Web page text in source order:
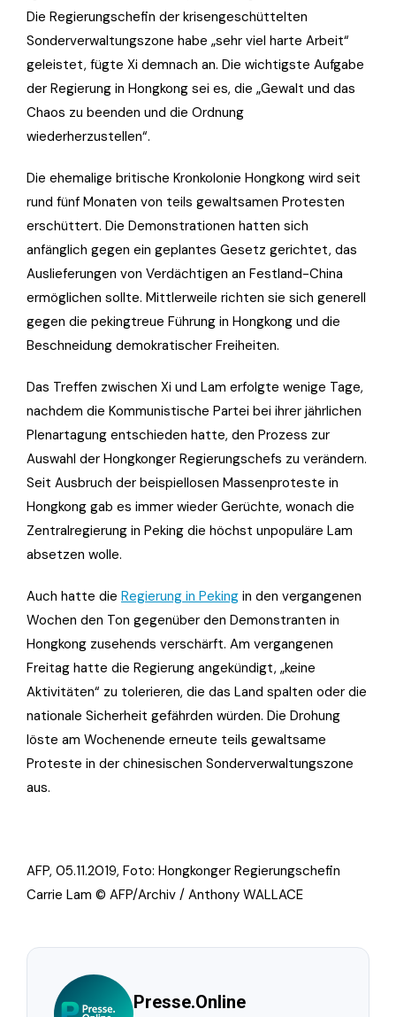
Die Regierungschefin der krisengeschüttelten
Sonderverwaltungszone habe „sehr viel harte Arbeit“
geleistet, fügte Xi demnach an. Die wichtigste Aufgabe
der Regierung in Hongkong sei es, die „Gewalt und das
Chaos zu beenden und die Ordnung
wiederherzustellen“.
Die ehemalige britische Kronkolonie Hongkong wird seit
rund fünf Monaten von teils gewaltsamen Protesten
erschüttert. Die Demonstrationen hatten sich
anfänglich gegen ein geplantes Gesetz gerichtet, das
Auslieferungen von Verdächtigen an Festland-China
ermöglichen sollte. Mittlerweile richten sie sich generell
gegen die pekingtreue Führung in Hongkong und die
Beschneidung demokratischer Freiheiten.
Das Treffen zwischen Xi und Lam erfolgte wenige Tage,
nachdem die Kommunistische Partei bei ihrer jährlichen
Plenartagung entschieden hatte, den Prozess zur
Auswahl der Hongkonger Regierungschefs zu verändern.
Seit Ausbruch der beispiellosen Massenproteste in
Hongkong gab es immer wieder Gerüchte, wonach die
Zentralregierung in Peking die höchst unpopuläre Lam
absetzen wolle.
Auch hatte die Regierung in Peking in den vergangenen
Wochen den Ton gegenüber den Demonstranten in
Hongkong zusehends verschärft. Am vergangenen
Freitag hatte die Regierung angekündigt, „keine
Aktivitäten“ zu tolerieren, die das Land spalten oder die
nationale Sicherheit gefährden würden. Die Drohung
löste am Wochenende erneute teils gewaltsame
Proteste in der chinesischen Sonderverwaltungszone
aus.
AFP, 05.11.2019, Foto: Hongkonger Regierungschefin
Carrie Lam © AFP/Archiv / Anthony WALLACE
Presse.Online